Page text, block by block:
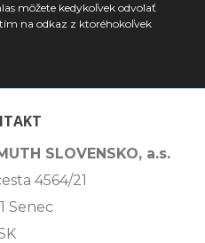
môžete kedykoľvek odvolať
na odkaz z ktoréhokoľvek
SLOVENSKO, a.s.
4564/21
Senec